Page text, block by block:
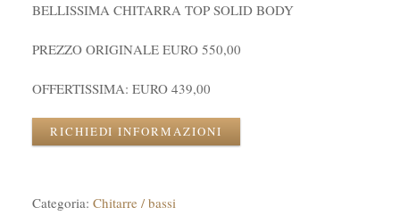
BELLISSIMA CHITARRA TOP SOLID BODY
PREZZO ORIGINALE EURO 550,00
OFFERTISSIMA: EURO 439,00
RICHIEDI INFORMAZIONI
Categoria: Chitarre / bassi